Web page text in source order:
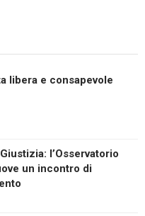
libera e consapevole
l’Osservatorio
un incontro di